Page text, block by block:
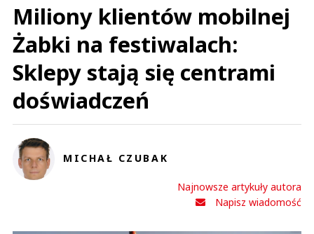
Miliony klientów mobilnej
Żabki na festiwalach:
Sklepy stają się centrami
doświadczeń
MICHAŁ CZUBAK
Najnowsze artykuły autora
Napisz wiadomość